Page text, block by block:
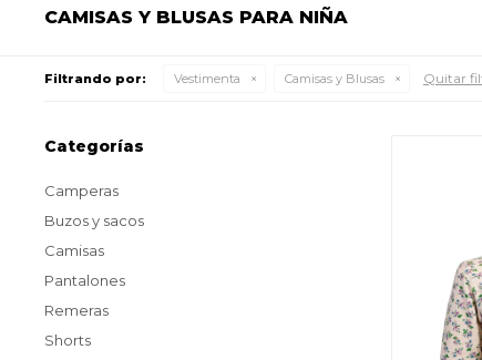
CAMISAS Y BLUSAS PARA NIÑA
Filtrando por: Vestimenta Camisas y Blusas Quitar
Categorías
Camperas
Buzos y sacos
Camisas
Pantalones
Remeras
Shorts